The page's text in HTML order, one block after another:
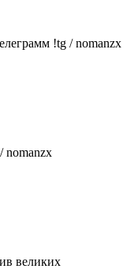
!tg / nomanzx
nomanzx
великих